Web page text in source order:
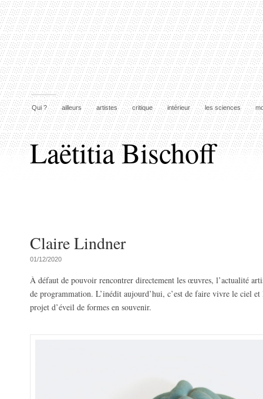
Qui ? ailleurs artistes critique intérieur les sciences
Laëtitia Bischoff
Claire Lindner
01/12/2020
À défaut de pouvoir rencontrer directement les œuvres, l’actualité
de programmation. L’inédit aujourd’hui, c’est de faire vivre le ciel
projet d’éveil de formes en souvenir.